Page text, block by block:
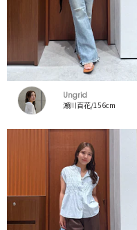
Ungrid
瀬川百花/156cm